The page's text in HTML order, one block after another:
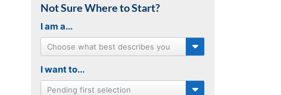
Not Sure Where to Start?
I am a...
Choose what best describes you
I want to...
Pending first selection